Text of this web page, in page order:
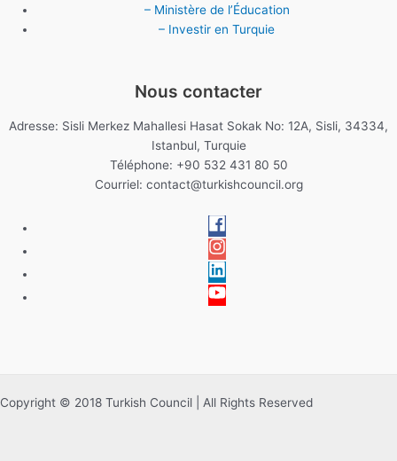
– Ministère de l’Éducation
– Investir en Turquie
Nous contacter
Adresse: Sisli Merkez Mahallesi Hasat Sokak No: 12A, Sisli, 34334,
Istanbul, Turquie
Téléphone: +90 532 431 80 50
Courriel: contact@turkishcouncil.org
Copyright © 2018 Turkish Council | All Rights Reserved